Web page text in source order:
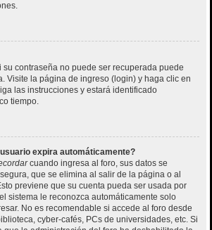
su contraseña no puede ser recuperada puede
Visite la página de ingreso (login) y haga clic en
las instrucciones y estará identificado
tiempo.
expira automáticamente?
cuando ingresa al foro, sus datos se
que se elimina al salir de la página o al
previene que su cuenta pueda ser usada por
sistema le reconozca automáticamente solo
No es recomendable si accede al foro desde
cyber-cafés, PCs de universidades, etc. Si